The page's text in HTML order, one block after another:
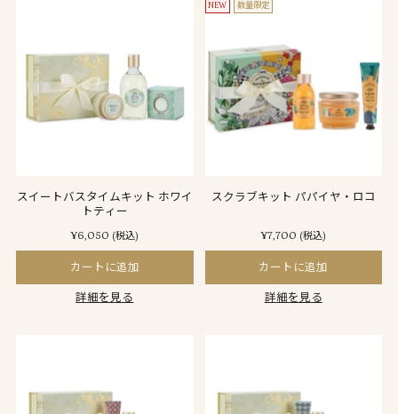
スイートバスタイムキット ホワイ
トティー
¥6,050 (税込)
カートに追加
詳細を見る
NEW 数量限定
スクラブキット パパイヤ・ロコ
¥7,700 (税込)
カートに追加
詳細を見る